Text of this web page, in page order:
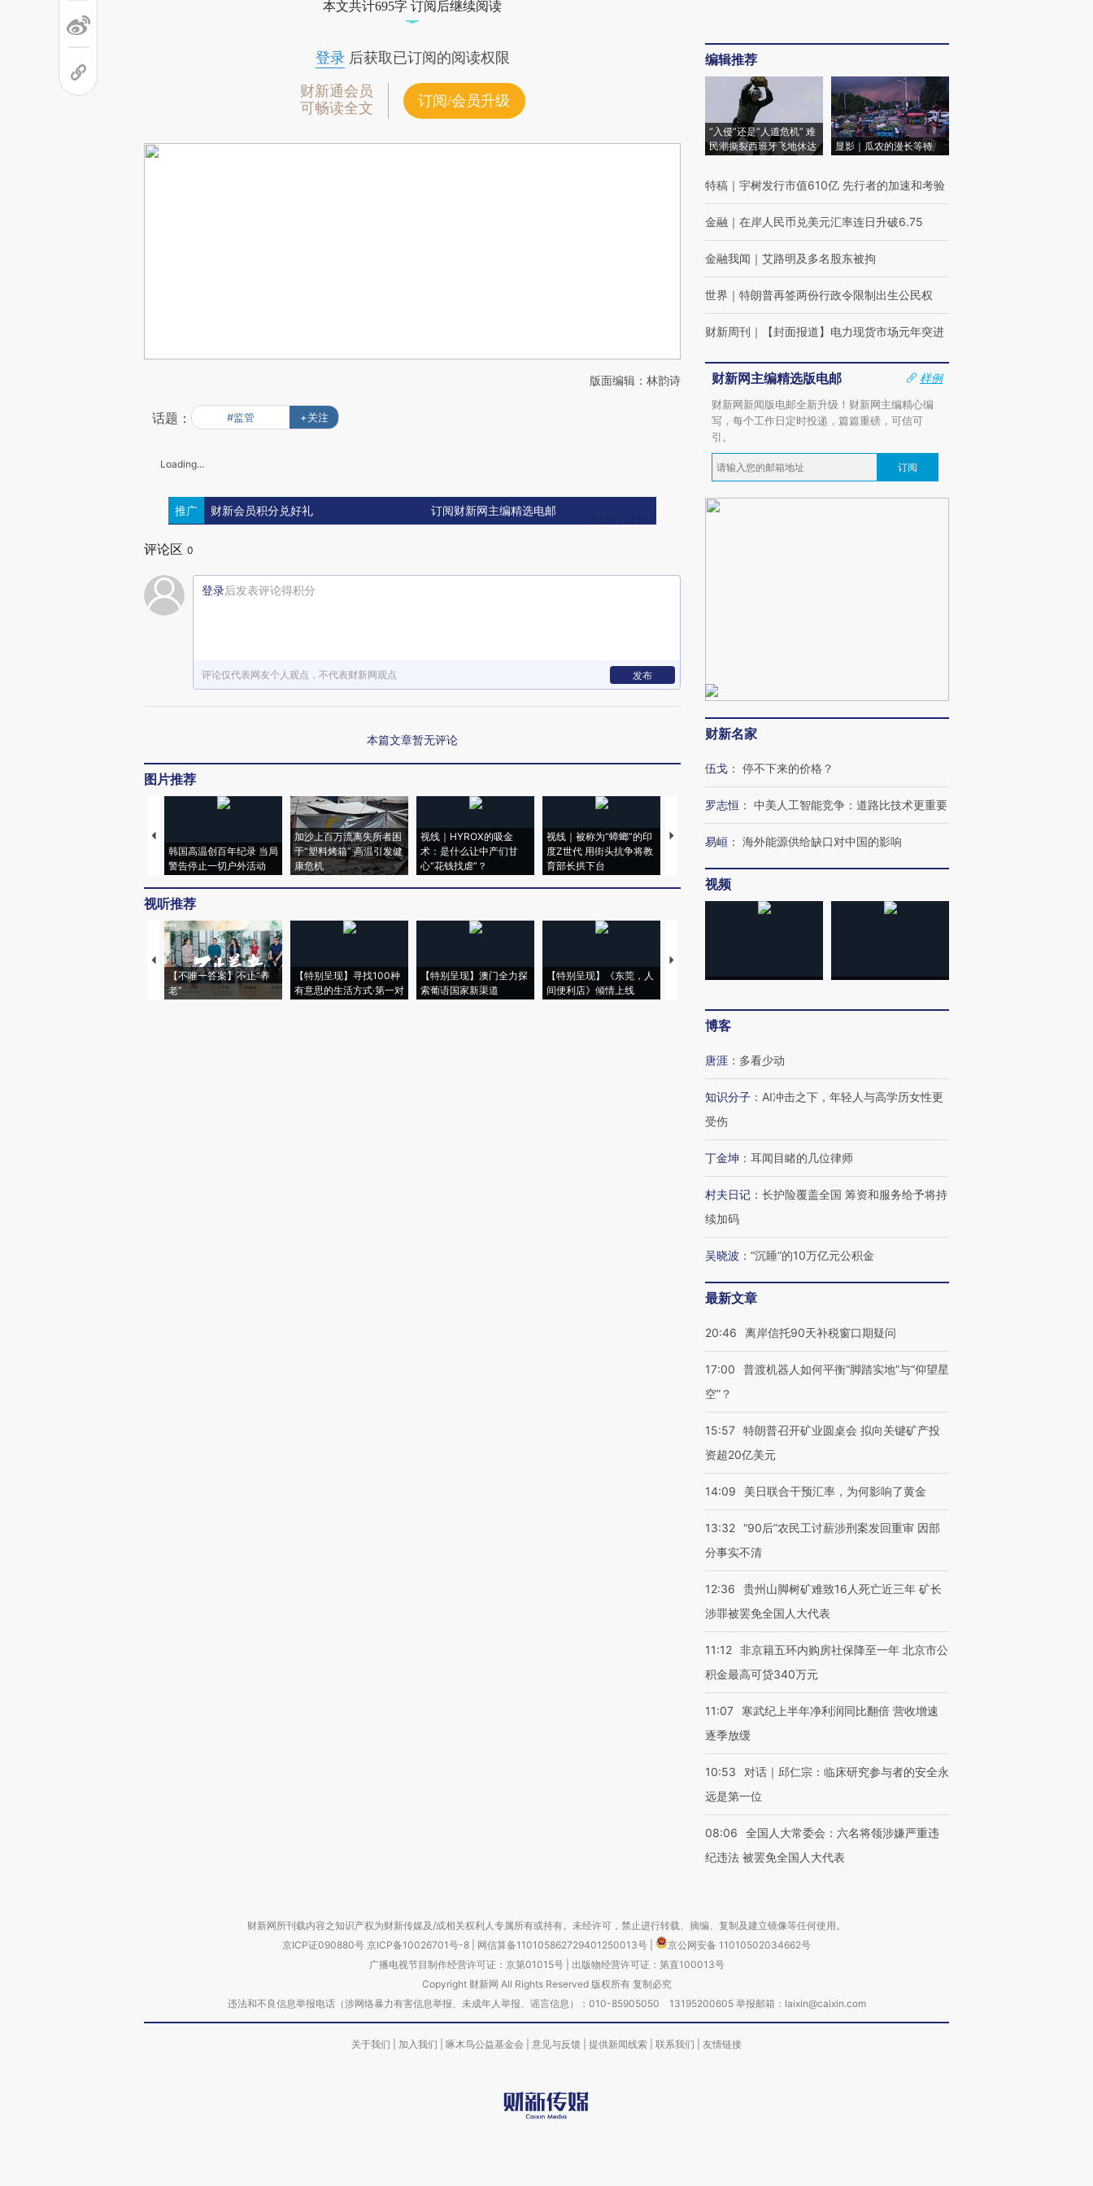
本文共计695字 订阅后继续阅读
登录后获取已订阅的阅读权限
财新通会员
可畅读全文
订阅/会员升级
版面编辑：林韵诗
话题： #监管 +关注
Loading...
推广 财新会员积分兑好礼 订阅财新网主编精选电邮
评论区 0
登录后发表评论得积分
评论仅代表网友个人观点，不代表财新网观点 发布
本篇文章暂无评论
图片推荐
韩国高温创百年纪录 当局
警告停止一切户外活动
加沙上百万流离失所者困
于“塑料烤箱” 高温引发健
康危机
视线｜HYROX的吸金
术：是什么让中产们甘
心“花钱找虐”？
视线｜被称为“蟑螂”的印
度Z世代 用街头抗争将教
育部长拱下台
视线｜“入侵”还是“人道危
机”？难民潮撕裂西班牙
飞地休达
湖北宜昌局部短时降雨
128毫米 紧急转移近
4000人
米
视听推荐
【不唯一答案】不止“养
老”
【特别呈现】寻找100种
有意思的生活方式·第一对
【特别呈现】澳门全力探
索葡语国家新渠道
【特别呈现】《东莞，人
间便利店》倾情上线
【推广】走进第四届链博
会，让数智科技“链”接产
【特别呈现】寻找100种
CFO：不靠规模取胜，华
编辑推荐
“入侵”还是“人道危机” 难
民潮撕裂西班牙飞地休达
显影｜瓜农的漫长等待
特稿 ｜ 宇树发行市值610亿 先行者的加速和考验
金融 ｜ 在岸人民币兑美元汇率连日升破6.75
金融我闻 ｜ 艾路明及多名股东被拘
世界 ｜ 特朗普再签两份行政令限制出生公民权
财新周刊 ｜ 【封面报道】电力现货市场元年突进
财新网主编精选版电邮
样例
财新网新闻版电邮全新升级！财新网主编精心编
写，每个工作日定时投递，篇篇重磅，可信可
引。
订阅
财新名家
伍戈 ： 停不下来的价格？
罗志恒 ： 中美人工智能竞争：道路比技术更重要
易峘 ： 海外能源供给缺口对中国的影响
视频
博客
唐涯 ： 多看少动
知识分子 ： AI冲击之下，年轻人与高学历女性更
受伤
丁金坤 ： 耳闻目睹的几位律师
村夫日记 ： 长护险覆盖全国 筹资和服务给予将持
续加码
吴晓波 ： “沉睡”的10万亿元公积金
最新文章
20:46 离岸信托90天补税窗口期疑问
17:00
普渡机器人如何平衡“脚踏实地”与“仰望星
空”？
15:57 特朗普召开矿业圆桌会 拟向关键矿产投
资超20亿美元
14:09 美日联合干预汇率，为何影响了黄金
13:32 “90后”农民工讨薪涉刑案发回重审 因部
分事实不清
12:36
贵州山脚树矿难致16人死亡近三年 矿长
涉罪被罢免全国人大代表
11:12 非京籍五环内购房社保降至一年 北京市公
积金最高可贷340万元
11:07
寒武纪上半年净利润同比翻倍 营收增速
逐季放缓
10:53
对话｜邱仁宗：临床研究参与者的安全永
远是第一位
08:06
全国人大常委会：六名将领涉嫌严重违
纪违法 被罢免全国人大代表
财新网所刊载内容之知识产权为财新传媒及/或相关权利人专属所有或持有。未经许可，禁止进行转载、摘编、复制及建立镜像等任何使用。
京ICP证090880号 京ICP备10026701号-8 网信算备110105862729401250013号
京公网安备 11010502034662号
广播电视节目制作经营许可证：京第01015号| 出版物经营许可证：第直100013号
Copyright 财新网 All Rights Reserved 版权所有 复制必究
违法和不良信息举报电话（涉网络暴力有害信息举报、未成年人举报、谣言信息）：010-85905050 13195200605 举报邮箱：laixin@caixin.com
关于我们 加入我们 啄木鸟公益基金会 意见与反馈 提供新闻线索 联系我们 友情链接